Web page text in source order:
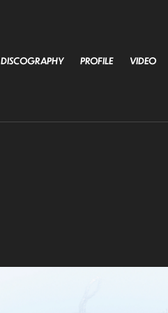
DISCOGRAPHY PROFILE VIDEO